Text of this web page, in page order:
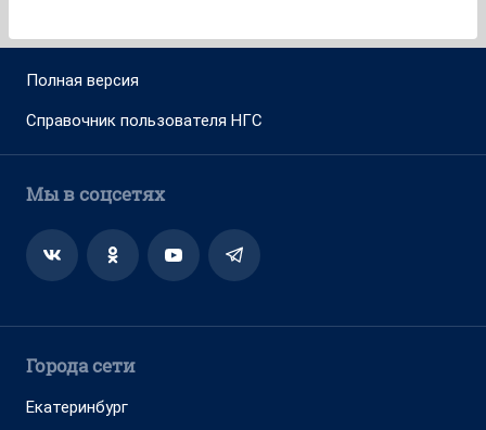
Полная версия
Справочник пользователя НГС
Мы в соцсетях
Города сети
Екатеринбург